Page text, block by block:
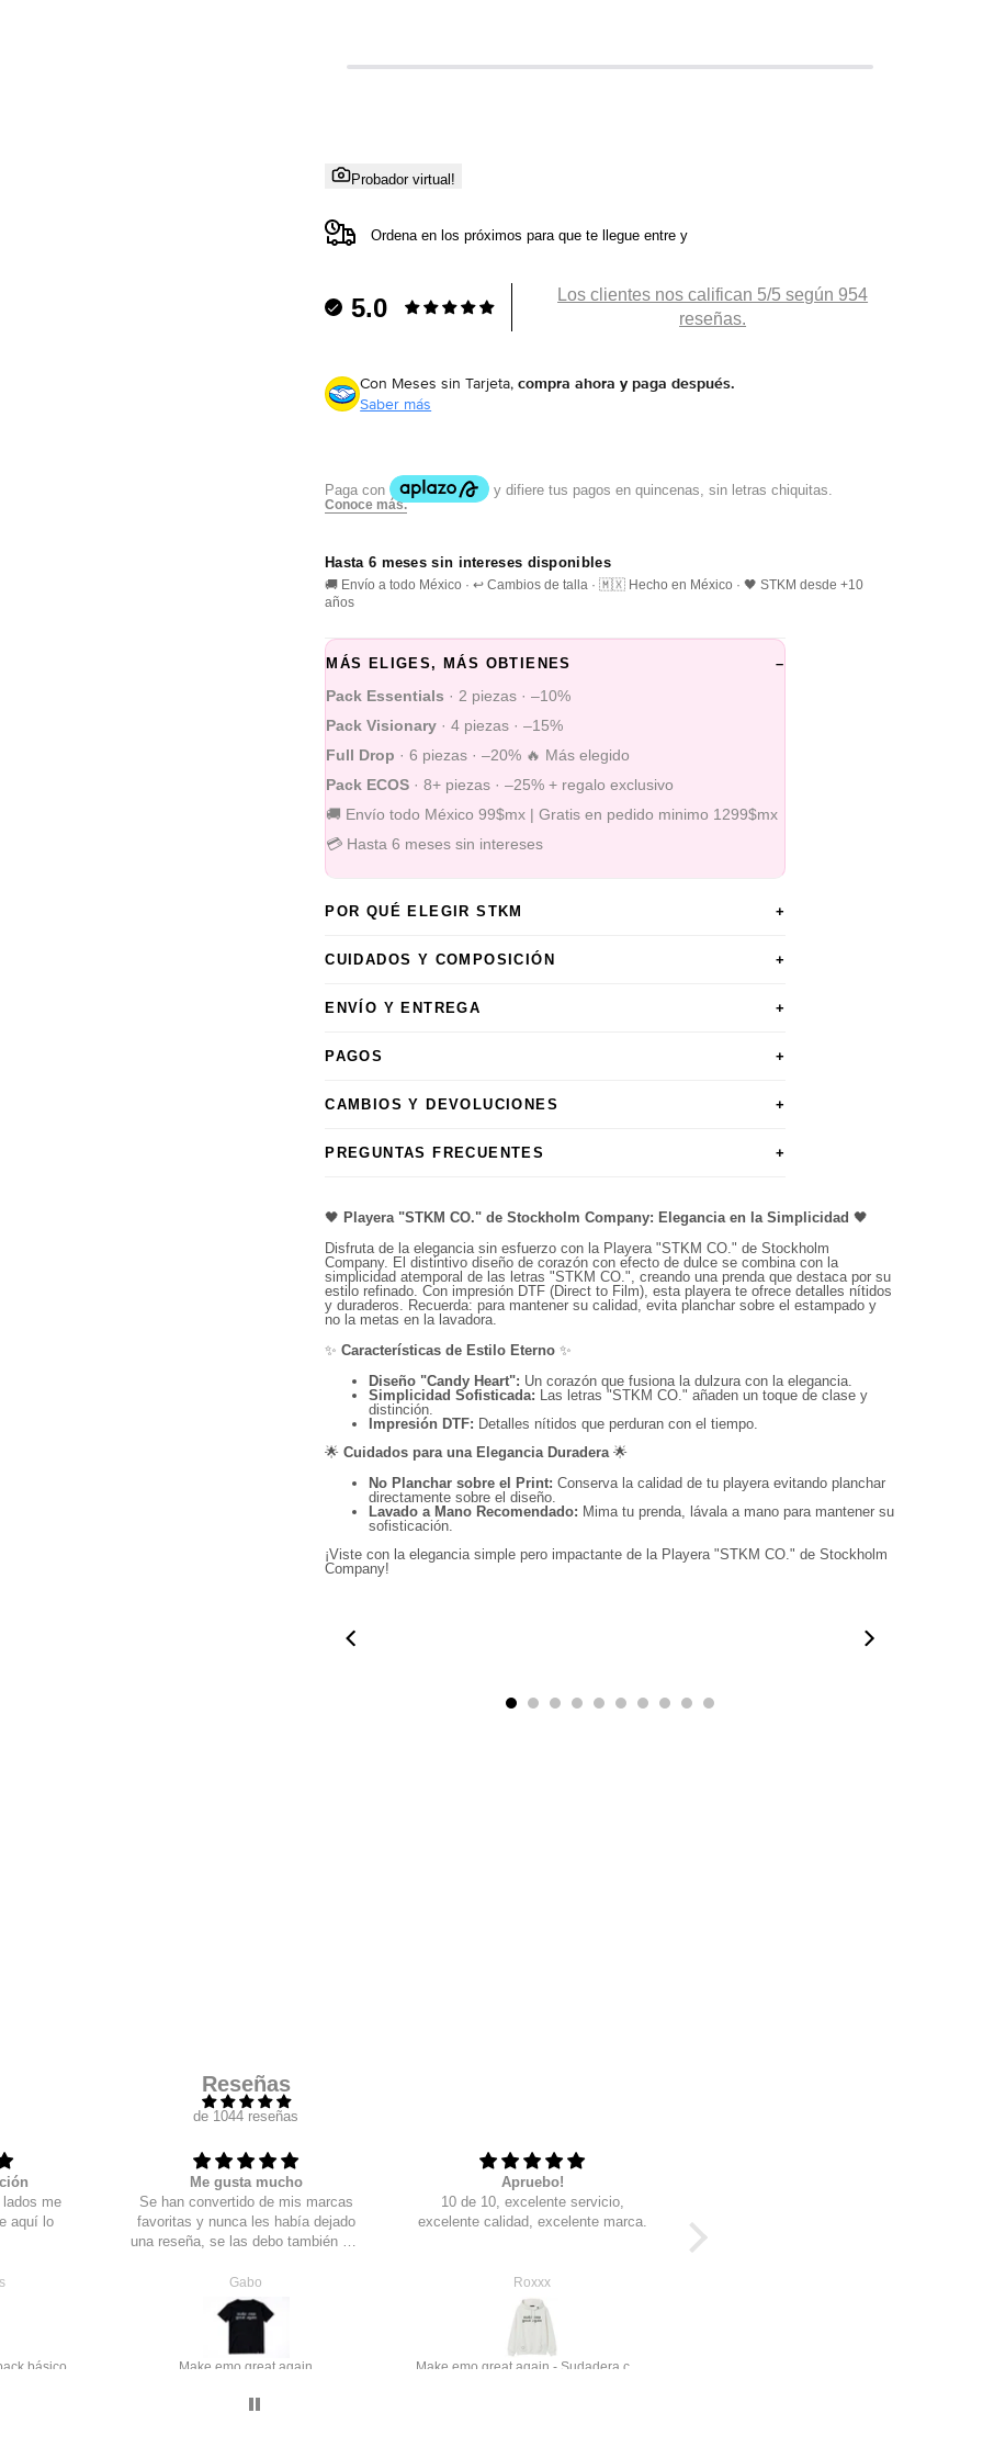
Probador virtual!
Ordena en los próximospara que te llegue entrey
5.0
Los clientes nos califican 5/5 según 954
reseñas.
Con Meses sin Tarjeta,compra ahora y paga después.
Saber más
Hasta 6 meses sin intereses disponibles
🚚 Envío a todo México · ↩️ Cambios de talla · 🇲🇽 Hecho en México · 🖤 STKM desde +10
años
MÁS ELIGES, MÁS OBTIENES –
Pack Essentials · 2 piezas · –10%
Pack Visionary · 4 piezas · –15%
Full Drop · 6 piezas · –20% 🔥 Más elegido
Pack ECOS · 8+ piezas · –25% + regalo exclusivo
🚚 Envío todo México 99$mx | Gratis en pedido minimo 1299$mx
💳 Hasta 6 meses sin intereses
POR QUÉ ELEGIR STKM +
CUIDADOS Y COMPOSICIÓN +
ENVÍO Y ENTREGA +
PAGOS +
CAMBIOS Y DEVOLUCIONES +
PREGUNTAS FRECUENTES +
🖤 Playera "STKM CO." de Stockholm Company: Elegancia en la Simplicidad 🖤
Disfruta de la elegancia sin esfuerzo con la Playera "STKM CO." de Stockholm
Company. El distintivo diseño de corazón con efecto de dulce se combina con la
simplicidad atemporal de las letras "STKM CO.", creando una prenda que destaca por su
estilo refinado. Con impresión DTF (Direct to Film), esta playera te ofrece detalles nítidos
y duraderos. Recuerda: para mantener su calidad, evita planchar sobre el estampado y
no la metas en la lavadora.
✨Características de Estilo Eterno ✨
Diseño "Candy Heart": Un corazón que fusiona la dulzura con la elegancia.
Simplicidad Sofisticada: Las letras "STKM CO." añaden un toque de clase y
distinción.
Impresión DTF: Detalles nítidos que perduran con el tiempo.
🌟Cuidados para una Elegancia Duradera🌟
No Planchar sobre el Print: Conserva la calidad de tu playera evitando planchar
directamente sobre el diseño.
Lavado a Mano Recomendado: Mima tu prenda, lávala a mano para mantener su
sofisticación.
¡Viste con la elegancia simple pero impactante de la Playera "STKM CO." de Stockholm
Company!
01:10
Reseñas
de 1044 reseñas
me
aquí lo
básico
Me gusta mucho
Se han convertido de mis marcas
favoritas y nunca les había dejado
una reseña, se las debo también por
pedidos te van agregando detallitos,
que un llavero, que una tote bag y
gracias los amo, justo haré nuevo
Gabo
Make emo great again
Apruebo!
10 de 10, excelente servicio,
excelente calidad, excelente marca.
Roxxx
Make emo great again - Sudadera con gorro
Compra ahora y paga a meses sin
elige pagar con
elige la cantidad de